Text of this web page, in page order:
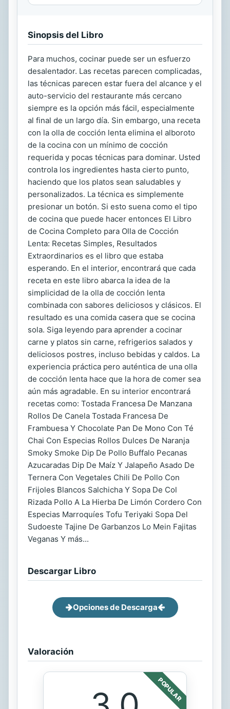
Sinopsis del Libro
Para muchos, cocinar puede ser un esfuerzo
desalentador. Las recetas parecen complicadas,
las técnicas parecen estar fuera del alcance y el
auto-servicio del restaurante más cercano
siempre es la opción más fácil, especialmente
al final de un largo día. Sin embargo, una receta
con la olla de cocción lenta elimina el alboroto
de la cocina con un mínimo de cocción
requerida y pocas técnicas para dominar. Usted
controla los ingredientes hasta cierto punto,
haciendo que los platos sean saludables y
personalizados. La técnica es simplemente
presionar un botón. Si esto suena como el tipo
de cocina que puede hacer entonces El Libro
de Cocina Completo para Olla de Cocción
Lenta: Recetas Simples, Resultados
Extraordinarios es el libro que estaba
esperando. En el interior, encontrará que cada
receta en este libro abarca la idea de la
simplicidad de la olla de cocción lenta
combinada con sabores deliciosos y clásicos. El
resultado es una comida casera que se cocina
sola. Siga leyendo para aprender a cocinar
carne y platos sin carne, refrigerios salados y
deliciosos postres, incluso bebidas y caldos. La
experiencia práctica pero auténtica de una olla
de cocción lenta hace que la hora de comer sea
aún más agradable. En su interior encontrará
recetas como: Tostada Francesa De Manzana
Rollos De Canela Tostada Francesa De
Frambuesa Y Chocolate Pan De Mono Con Té
Chai Con Especias Rollos Dulces De Naranja
Smoky Smoke Dip De Pollo Buffalo Pecanas
Azucaradas Dip De Maíz Y Jalapeño Asado De
Ternera Con Vegetales Chili De Pollo Con
Frijoles Blancos Salchicha Y Sopa De Col
Rizada Pollo A La Hierba De Limón Cordero Con
Especias Marroquíes Tofu Teriyaki Sopa Del
Sudoeste Tajine De Garbanzos Lo Mein Fajitas
Veganas Y más...
Descargar Libro
Opciones de Descarga
Valoración
POPULAR